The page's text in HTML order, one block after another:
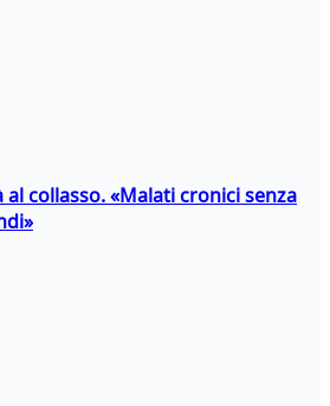
collasso. «Malati cronici senza